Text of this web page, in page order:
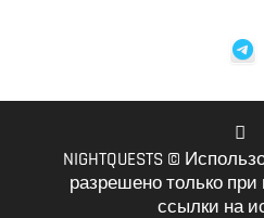
VK
NIGHTQUESTS ©
разрешено только
ссылки на